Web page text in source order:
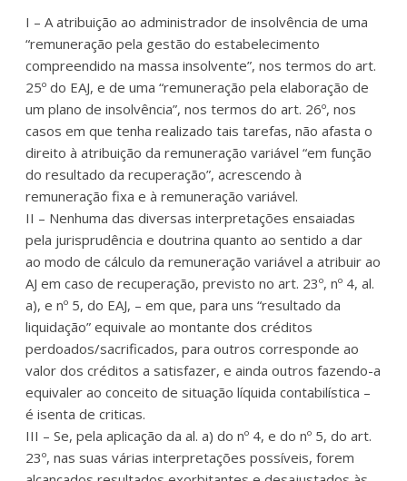
I – A atribuição ao administrador de insolvência de uma
“remuneração pela gestão do estabelecimento
compreendido na massa insolvente”, nos termos do art.
25º do EAJ, e de uma “remuneração pela elaboração de
um plano de insolvência”, nos termos do art. 26º, nos
casos em que tenha realizado tais tarefas, não afasta o
direito à atribuição da remuneração variável “em função
do resultado da recuperação”, acrescendo à
remuneração fixa e à remuneração variável.
II – Nenhuma das diversas interpretações ensaiadas
pela jurisprudência e doutrina quanto ao sentido a dar
ao modo de cálculo da remuneração variável a atribuir ao
AJ em caso de recuperação, previsto no art. 23º, nº 4, al.
a), e nº 5, do EAJ, – em que, para uns “resultado da
liquidação” equivale ao montante dos créditos
perdoados/sacrificados, para outros corresponde ao
valor dos créditos a satisfazer, e ainda outros fazendo-a
equivaler ao conceito de situação líquida contabilística –
é isenta de criticas.
III – Se, pela aplicação da al. a) do nº 4, e do nº 5, do art.
23º, nas suas várias interpretações possíveis, forem